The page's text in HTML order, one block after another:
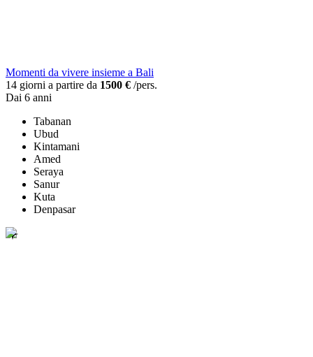
Momenti da vivere insieme a Bali
14 giorni a partire da 1500 € /pers.
Dai 6 anni
Tabanan
Ubud
Kintamani
Amed
Seraya
Sanur
Kuta
Denpasar